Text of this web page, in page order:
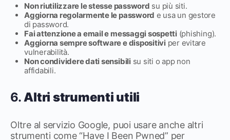
Non riutilizzare le stesse password su più siti.
Aggiorna regolarmente le password e usa un gestore
di password.
Fai attenzione a email e messaggi sospetti(phishing).
Aggiorna sempre software e dispositiviper evitare
vulnerabilità.
Non condividere dati sensibilisu siti o app non
affidabili.
6.Altri strumenti utili
Oltre al servizio Google, puoi usare anche altri
strumenti come “Have I Been Pwned” per